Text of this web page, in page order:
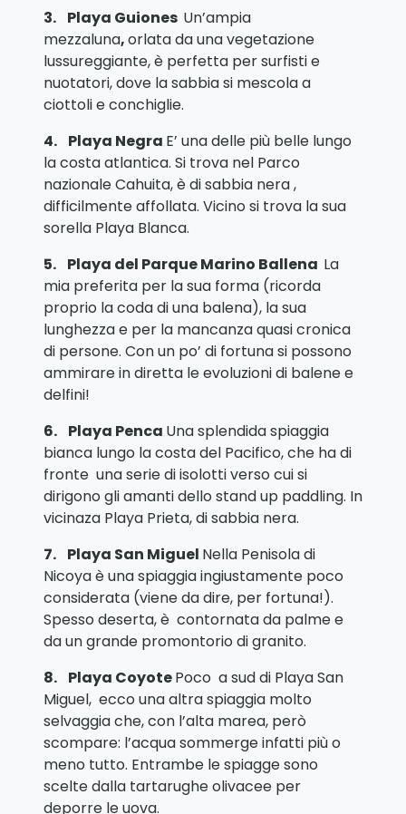
3. Playa Guiones Un’ampia
mezzaluna,orlata da una vegetazione
lussureggiante, è perfetta per surfisti e
nuotatori, dove la sabbia si mescola a
ciottoli e conchiglie.
4. Playa Negra E’ una delle più belle lungo
la costa atlantica. Si trova nel Parco
nazionale Cahuita, è di sabbia nera ,
difficilmente affollata. Vicino si trova la sua
sorella Playa Blanca.
5. Playa del Parque Marino Ballena La
mia preferita per la sua forma (ricorda
proprio la coda di una balena), la sua
lunghezza e per la mancanza quasi cronica
di persone. Con un po’ di fortuna si possono
ammirare in diretta le evoluzioni di balene e
delfini!
6. Playa Penca Una splendida spiaggia
bianca lungo la costa del Pacifico, che ha di
fronte una serie di isolotti verso cui si
dirigono gli amanti dello stand up paddling. In
vicinaza Playa Prieta, di sabbia nera.
7. Playa San Miguel Nella Penisola di
Nicoya è una spiaggia ingiustamente poco
considerata (viene da dire, per fortuna!).
Spesso deserta, è contornata da palme e
da un grande promontorio di granito.
8. Playa CoyotePoco a sud di Playa San
Miguel, ecco una altra spiaggia molto
selvaggia che, con l’alta marea, però
scompare: l’acqua sommerge infatti più o
meno tutto. Entrambe le spiagge sono
scelte dalla tartarughe olivacee per
deporre le uova.